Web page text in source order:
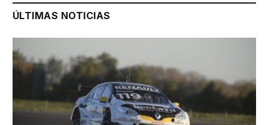
ÚLTIMAS NOTICIAS